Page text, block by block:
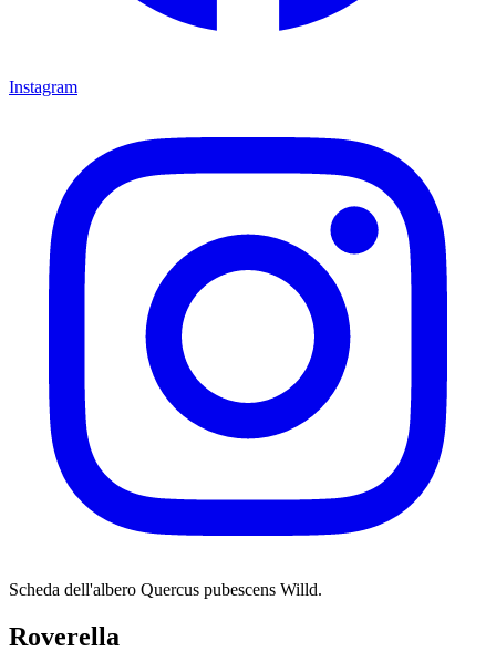
Instagram
Scheda dell'albero Quercus pubescens Willd.
Roverella